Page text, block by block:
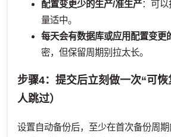
配置变更少的生产/准生产：可
量适中。
每天会有数据库或应用配置变更
密，但保留周期别拉太长。
步骤4：提交后立刻做一次“可
人跳过）
设置自动备份后，至少在首次备份周